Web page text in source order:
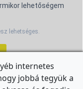
lehetőségem
lehetséges.
internetes
jobbá tegyük a